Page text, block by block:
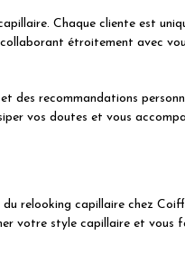
Chaque cliente est
étroitement avec
recommandations
vos doutes et vous
relooking capillaire chez
votre style capillaire et vous